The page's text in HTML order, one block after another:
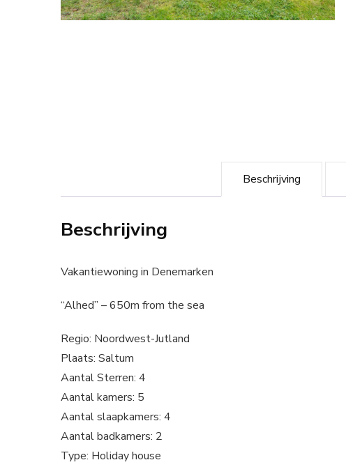
Beschrijving
Beschrijving
Vakantiewoning in Denemarken
“Alhed” – 650m from the sea
Regio: Noordwest-Jutland
Plaats: Saltum
Aantal Sterren: 4
Aantal kamers: 5
Aantal slaapkamers: 4
Aantal badkamers: 2
Type: Holiday house